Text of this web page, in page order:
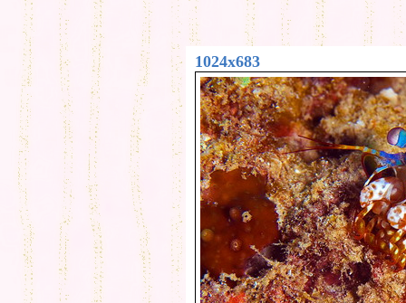
1024x683